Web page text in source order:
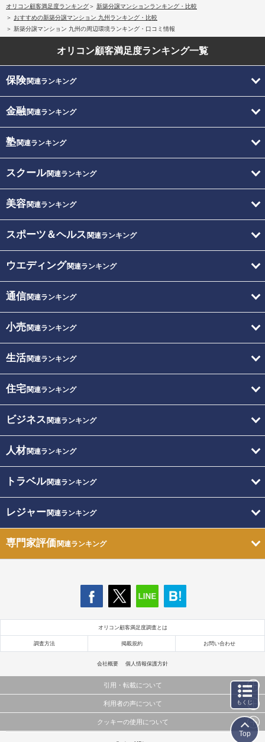
オリコン顧客満足度ランキング
新築分譲マンションランキング・比較
おすすめの新築分譲マンション 九州ランキング・比較
新築分譲マンション 九州の周辺環境ランキング・口コミ情報
オリコン顧客満足度ランキング一覧
保険関連ランキング
金融関連ランキング
塾関連ランキング
スクール関連ランキング
美容関連ランキング
スポーツ＆ヘルス 関連ランキング
ウエディング関連ランキング
通信関連ランキング
小売関連ランキング
生活関連ランキング
住宅関連ランキング
ビジネス 関連ランキング
人材関連ランキング
トラベル関連ランキング
レジャー関連ランキング
専門家評価関連ランキング
オリコン顧客満足度調査とは
調査方法 掲載規約 お問い合わせ
会社概要 個人情報保護方針
引用・転載について
当サイトで公開されている情報（文字、写真、イラスト、画像データ等）及びこれらの配置・
これらの情報を権利者の許可なく無断転載・複製などの二次利用を行うことは固く禁じており
利用者の声について
当サイトに掲載している内容はすべてサービスの利用者が提出された見解・感想です。
クッキーの使用について
もくじ
Top